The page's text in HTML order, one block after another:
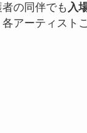
の同伴でも 入
アーティスト